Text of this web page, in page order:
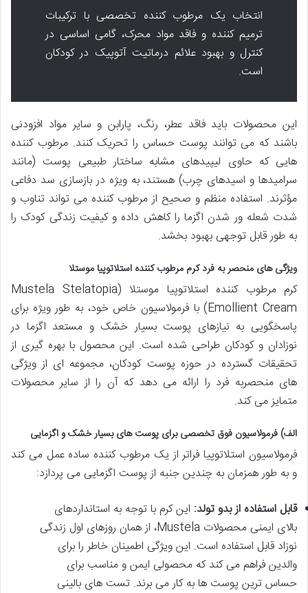
انتخاب یک مرطوب کننده تخصصی با ترکیبات
ترمیم کننده و فاقد مواد محرک، گامی اساسی در
کنترل و بهبود علائم درماتیت آتوپیک در کودکان
است.
این محصولات باید فاقد عطر، رنگ، پارابن و سایر مواد افزودنی
باشند که می توانند پوست حساس را تحریک کنند. مرطوب کننده
هایی که حاوی لیپیدهای مشابه ساختار طبیعی پوست (مانند
سرامیدها و اسیدهای چرب) هستند، به ویژه در بازسازی سد دفاعی
مؤثرند. استفاده منظم و صحیح از مرطوب کننده می تواند تناوب و
شدت شعله ور شدن اگزما را کاهش داده و کیفیت زندگی کودک را
به طور قابل توجهی بهبود بخشد.
ویژگی های منحصر به فرد کرم مرطوب کننده استلاتوپیا موستلا
کرم مرطوب کننده استلاتوپیا موستلا (Mustela Stelatopia
Emollient Cream) با فرمولاسیون خاص خود، به طور ویژه برای
پاسخگویی به نیازهای پوست بسیار خشک و مستعد اگزما در
نوزادان و کودکان طراحی شده است. این محصول با بهره گیری از
تحقیقات گسترده در حوزه پوست کودکان، مجموعه ای از ویژگی
های منحصربه فرد را ارائه می دهد که آن را از سایر محصولات
متمایز می کند.
الف) فرمولاسیون فوق تخصصی برای پوست های بسیار خشک و اگزمایی
فرمولاسیون استلاتوپیا فراتر از یک مرطوب کننده ساده عمل می کند
و به طور همزمان به چندین جنبه از پوست اگزمایی می پردازد:
قابل استفاده از بدو تولد: این کرم با توجه به استانداردهای
بالای ایمنی محصولات Mustela، از همان روزهای اول زندگی
نوزاد قابل استفاده است. این ویژگی اطمینان خاطر را برای
والدین فراهم می کند که محصولی ایمن و مناسب برای
حساس ترین پوست ها به کار می برند. تست های بالینی